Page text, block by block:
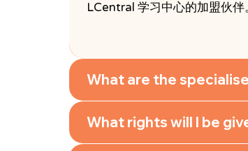
LCentral 学习中心的加盟伙伴
What are the
What rights will I be